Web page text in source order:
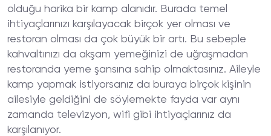
olduğu harika bir kamp alanıdır. Burada temel
ihtiyaçlarınızı karşılayacak birçok yer olması ve
restoran olması da çok büyük bir artı. Bu sebeple
kahvaltınızı da akşam yemeğinizi de uğraşmadan
restoranda yeme şansına sahip olmaktasınız. Aileyle
kamp yapmak istiyorsanız da buraya birçok kişinin
ailesiyle geldiğini de söylemekte fayda var aynı
zamanda televizyon, wifi gibi ihtiyaçlarınız da
karşılanıyor.